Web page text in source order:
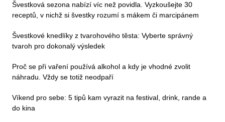
Švestková sezona nabízí víc než povidla. Vyzkoušejte 30
receptů, v nichž si švestky rozumí s mákem či marcipánem
Švestkové knedlíky z tvarohového těsta: Vyberte správný
tvaroh pro dokonalý výsledek
Proč se při vaření používá alkohol a kdy je vhodné zvolit
náhradu. Vždy se totiž neodpaří
Víkend pro sebe: 5 tipů kam vyrazit na festival, drink, rande a
do kina